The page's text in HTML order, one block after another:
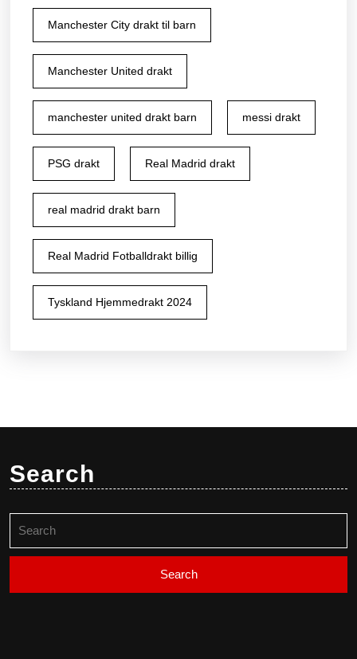
Manchester City drakt til barn
Manchester United drakt
manchester united drakt barn messi drakt
PSG drakt Real Madrid drakt
real madrid drakt barn
Real Madrid Fotballdrakt billig
Tyskland Hjemmedrakt 2024
Search
for: